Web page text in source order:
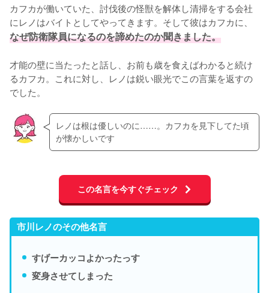
カフカが働いていた、討伐後の怪獣を解体し清掃をする会社
にレノはバイトとしてやってきます。そして彼はカフカに、
なぜ防衛隊員になるのを諦めたのか聞きました。
才能の壁に当たったと話し、お前も歳を食えばわかると続け
るカフカ。これに対し、レノは鋭い眼光でこの言葉を返すの
でした。
レノは根は優しいのに……。カフカを見下してた頃
が懐かしいです
この名言を今すぐチェック
市川レノのその他名言
すげーカッコよかったっす
変身させてしまった